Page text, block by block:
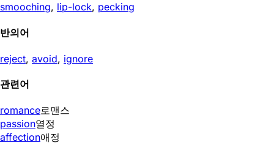
smooching, lip-lock, pecking
반의어
reject, avoid, ignore
관련어
romance로맨스
passion열정
affection애정